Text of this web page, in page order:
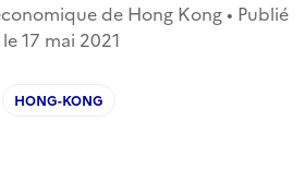
de Hong Kong • Publié
le17 mai 2021
HONG-KONG